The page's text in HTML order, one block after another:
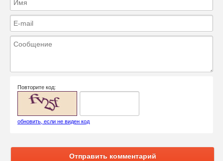
Повторите код:
обновить, если не виден код
Отправить комментарий